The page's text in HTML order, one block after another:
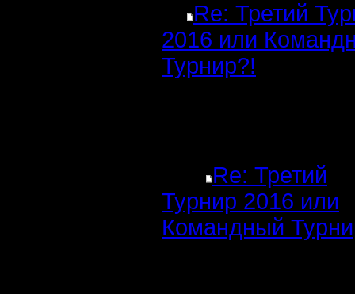
Re: Третий
2016 или
Турнир?!
Re: Третий
Турнир 2016 или
Командный